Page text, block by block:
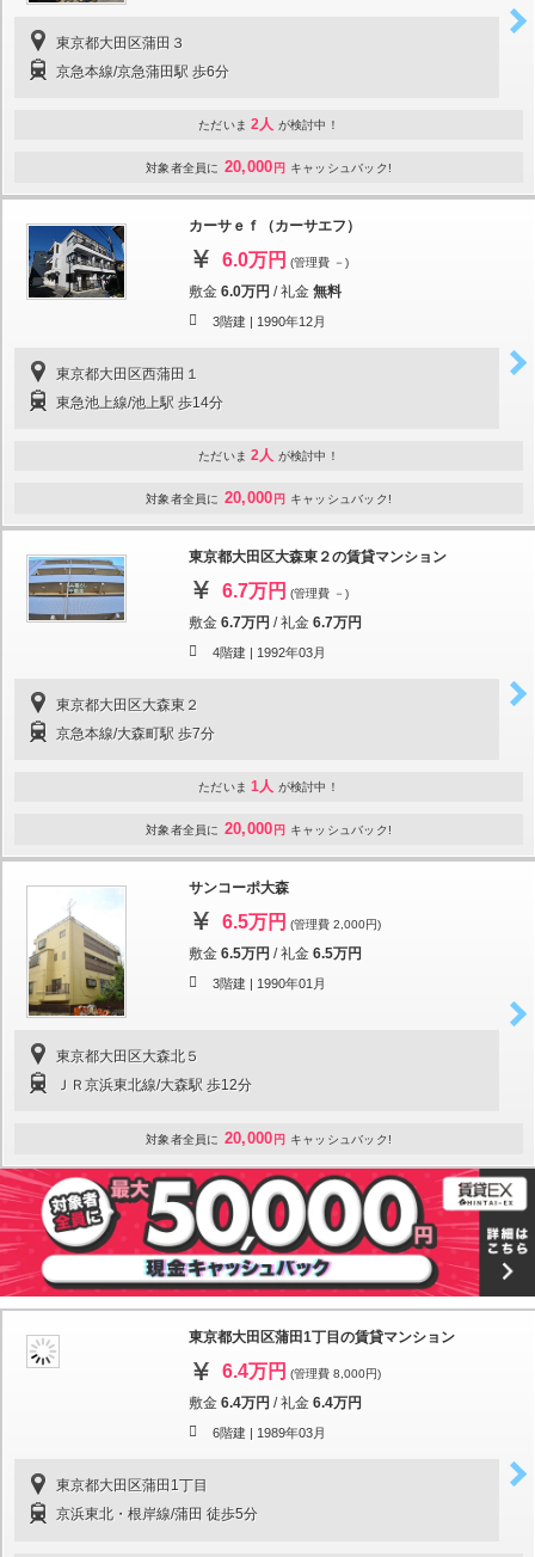
東京都大田区蒲田３
京急本線/京急蒲田駅 歩6分
ただいま 2人 が検討中！
対象者全員に 20,000 円 キャッシュバック!
カーサｅｆ（カーサエフ）
6.0万円 (管理費 －)
敷金 6.0万円 /礼金 無料
3階建 | 1990年12月
東京都大田区西蒲田１
東急池上線/池上駅 歩14分
ただいま 2人 が検討中！
対象者全員に 20,000 円 キャッシュバック!
東京都大田区大森東２の賃貸マンション
6.7万円 (管理費 －)
敷金 6.7万円 /礼金 6.7万円
4階建 | 1992年03月
東京都大田区大森東２
京急本線/大森町駅 歩7分
ただいま 1人 が検討中！
対象者全員に 20,000 円 キャッシュバック!
サンコーポ大森
6.5万円 (管理費 2,000円)
敷金 6.5万円 /礼金 6.5万円
3階建 | 1990年01月
東京都大田区大森北５
ＪＲ京浜東北線/大森駅 歩12分
対象者全員に 20,000 円 キャッシュバック!
東京都大田区蒲田1丁目の賃貸マンション
6.4万円 (管理費 8,000円)
敷金 6.4万円 /礼金 6.4万円
6階建 | 1989年03月
東京都大田区蒲田1丁目
京浜東北・根岸線/蒲田 徒歩5分